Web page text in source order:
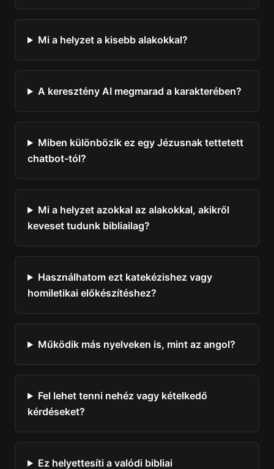
Mi a helyzet a kisebb alakokkal?
A keresztény AI megmarad a karakterében?
Miben különbözik ez egy Jézusnak tettetett
chatbot-tól?
Mi a helyzet azokkal az alakokkal, akikről
keveset tudunk bibliailag?
Használhatom ezt katekézishez vagy
homiletikai előkészítéshez?
Működik más nyelveken is, mint az angol?
Fel lehet tenni nehéz vagy kételkedő
kérdéseket?
Ez helyettesíti a valódi bibliai